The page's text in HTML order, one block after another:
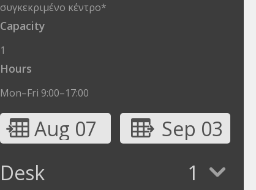
συγκεκριμένο κέντρο*
Capacity
1
Hours
Mon–Fri 9:00–17:00
Aug 07
Sep 03
Desk
1